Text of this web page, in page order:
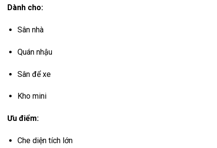
Dành cho:
Sân nhà
Quán nhậu
Sân để xe
Kho mini
Ưu điểm:
Che diện tích lớn